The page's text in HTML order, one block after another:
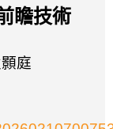
瞻技術
庭